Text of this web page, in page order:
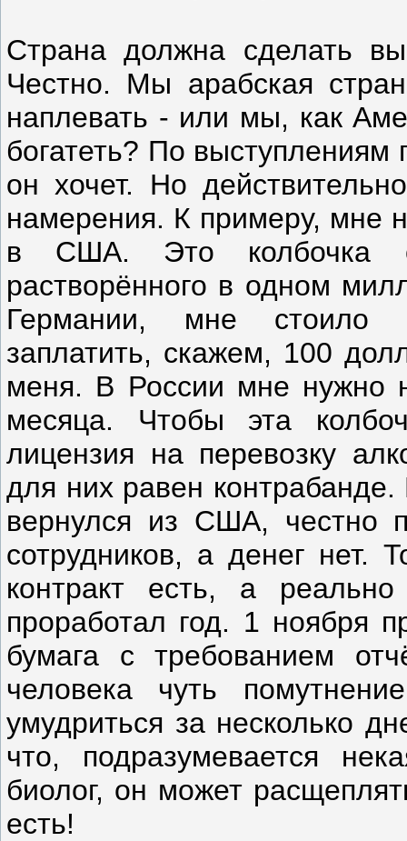
Страна должна сделать
Честно. Мы арабская
наплевать - или мы, как
богатеть? По
он хочет. Но
намерения. К примеру, мне
в США. Это колбочка
растворённого в одном
Германии, мне стоило
заплатить, скажем, 100
меня. В России мне нужно
месяца. Чтобы эта
лицензия на перевозку
для них равен
вернулся из США, честно
сотрудников, а денег нет.
контракт есть, а
проработал год. 1 ноября
бумага с требованием
человека чуть
умудриться за несколько
что, подразумевается
биолог, он может
есть!